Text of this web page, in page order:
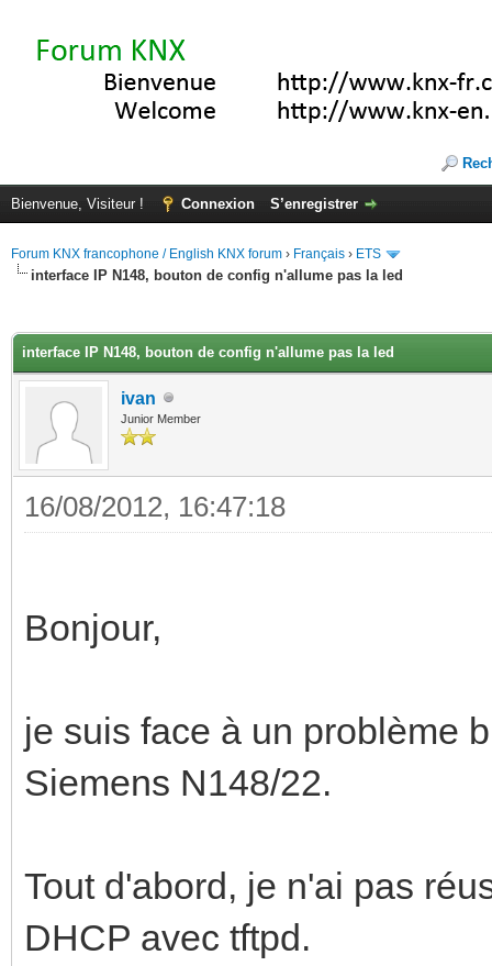
Bienvenue, Visiteur ! Connexion S’enregistrer
Forum KNX francophone / English KNX forum › Français › ETS
interface IP N148, bouton de config n'allume pas la led
interface IP N148, bouton de config n'allume pas la led
ivan
Junior Member
16/08/2012, 16:47:18
Bonjour,
je suis face à un problème
Siemens N148/22.
Tout d'abord, je n'ai pas
DHCP avec tftpd.